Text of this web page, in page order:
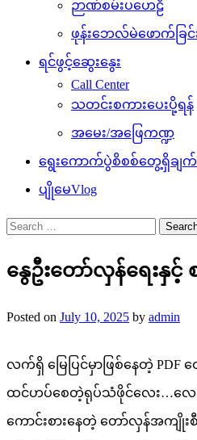
ဉာဏ်စမ်းပဟေဠိ
ဖုန်းဘေလ်မဲဖောက်ခြင်
ရင်ဖွင့်ဆွေးနွေး
Call Center
သတင်းစကားပေးပို့ရန်
အမေး/အဖြေကဏ္ဍ
ရွေးကောက်ပွဲစိစစ်တွေ့ရှိချက်မ
ပျိုမေVlog
Search
for:
နွေဦးတော်လှန်ရေးနှင့်
Posted on July 10, 2025 by admin
လက်ရှိ မြေပြင်မှာဖြစ်နေတဲ့
ထင်ဟပ်စေတဲ့ရုပ်သံဖိုင်လေး…လေလှို
ကောင်းစားနေတဲ့ တော်လှန်အကျိုးစီ